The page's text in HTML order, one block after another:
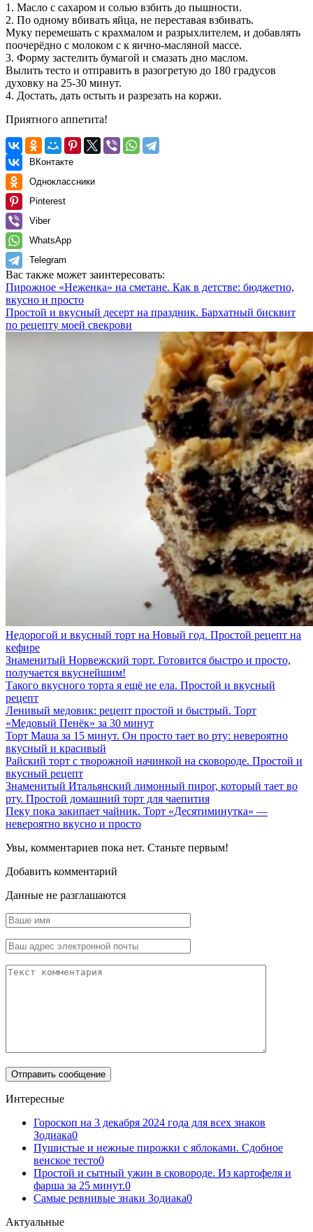
1. Масло с сахаром и солью взбить до пышности.
2. По одному вбивать яйца, не переставая взбивать.
Муку перемешать с крахмалом и разрыхлителем, и добавлять
поочерёдно с молоком с к яично-масляной массе.
3. Форму застелить бумагой и смазать дно маслом.
Вылить тесто и отправить в разогретую до 180 градусов
духовку на 25-30 минут.
4. Достать, дать остыть и разрезать на коржи.
Приятного аппетита!
ВКонтакте
Одноклассники
Pinterest
Viber
WhatsApp
Telegram
Вас также может заинтересовать:
Пирожное «Неженка» на сметане. Как в детстве: бюджетно,
вкусно и просто
Простой и вкусный десерт на праздник. Бархатный бисквит
по рецепту моей свекрови
Недорогой и вкусный торт на Новый год. Простой рецепт на
кефире
Знаменитый Норвежский торт. Готовится быстро и просто,
получается вкуснейшим!
Такого вкусного торта я ещё не ела. Простой и вкусный
рецепт
Ленивый медовик: рецепт простой и быстрый. Торт
«Медовый Пенёк» за 30 минут
Торт Маша за 15 минут. Он просто тает во рту: невероятно
вкусный и красивый
Райский торт с творожной начинкой на сковороде. Простой и
вкусный рецепт
Знаменитый Итальянский лимонный пирог, который тает во
рту. Простой домашний торт для чаепития
Пеку пока закипает чайник. Торт «Десятиминутка» —
невероятно вкусно и просто
Увы, комментариев пока нет. Станьте первым!
Добавить комментарий
Данные не разглашаются
Интересные
Гороскоп на 3 декабря 2024 года для всех знаков
Зодиака0
Пушистые и нежные пирожки с яблоками. Сдобное
венское тесто0
Простой и сытный ужин в сковороде. Из картофеля и
фарша за 25 минут.0
Самые ревнивые знаки Зодиака0
Актуальные